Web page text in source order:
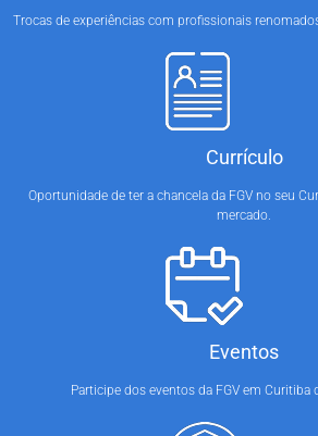
Trocas de experiências com profissionais
Currículo
Oportunidade de ter a chancela da FGV no seu
mercado.
Eventos
Participe dos eventos da FGV em Curitiba